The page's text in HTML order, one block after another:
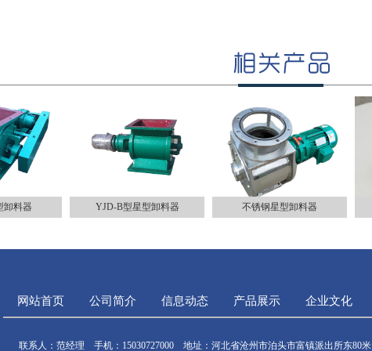
卸料器 YJD-B型星型卸料器 不锈钢星型卸料器
网站首页 公司简介 信息动态 产品展示 企业文化
联系人：范经理 手机：15030727000 地址：河北省沧州市泊头市富镇派出所东80米